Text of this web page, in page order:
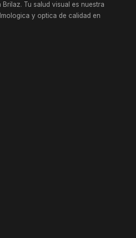
Tu salud visual es nuestra
y optica de calidad en